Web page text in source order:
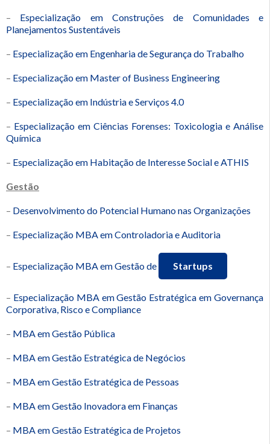
– Especialização em Construções de Comunidades e
Planejamentos Sustentáveis
– Especialização em Engenharia de Segurança do Trabalho
– Especialização em Master of Business Engineering
– Especialização em Indústria e Serviços 4.0
– Especialização em Ciências Forenses: Toxicologia e Análise
Química
– Especialização em Habitação de Interesse Social e ATHIS
Gestão
– Desenvolvimento do Potencial Humano nas Organizações
– Especialização MBA em Controladoria e Auditoria
– Especialização MBA em Gestão de Startups
– Especialização MBA em Gestão Estratégica em Governança
Corporativa, Risco e Compliance
– MBA em Gestão Pública
– MBA em Gestão Estratégica de Negócios
– MBA em Gestão Estratégica de Pessoas
– MBA em Gestão Inovadora em Finanças
– MBA em Gestão Estratégica de Projetos